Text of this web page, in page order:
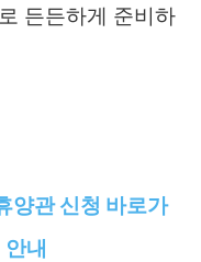
든든하게 준비하
양관 신청 바로가
내